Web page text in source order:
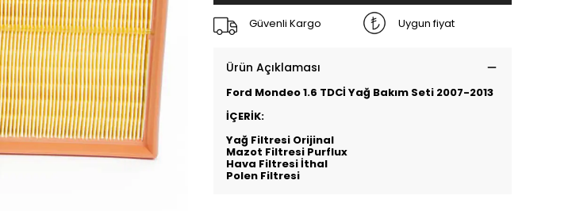
Güvenli Kargo Uygun fiyat
Ürün Açıklaması
Ford Mondeo 1.6 TDCİ Yağ Bakım Seti 2007-2013
İÇERİK:
Yağ Filtresi Orijinal
Mazot Filtresi Purflux
Hava Filtresi İthal
Polen Filtresi